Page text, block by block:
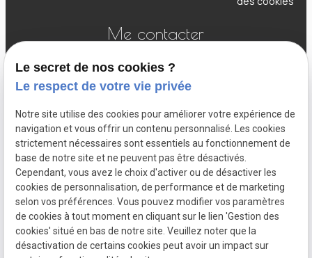
Me contacter
056 55 80 14
jean-francois@fiduciairelarock.be
Dreve Gustave Fache 3/3
7700 - MOUSCRON
Le secret de nos cookies ?
Le respect de votre vie privée
Notre site utilise des cookies pour améliorer votre expérience de
navigation et vous offrir un contenu personnalisé. Les cookies
strictement nécessaires sont essentiels au fonctionnement de
base de notre site et ne peuvent pas être désactivés.
Cependant, vous avez le choix d'activer ou de désactiver les
cookies de personnalisation, de performance et de marketing
selon vos préférences. Vous pouvez modifier vos paramètres
de cookies à tout moment en cliquant sur le lien 'Gestion des
cookies' situé en bas de notre site. Veuillez noter que la
désactivation de certains cookies peut avoir un impact sur